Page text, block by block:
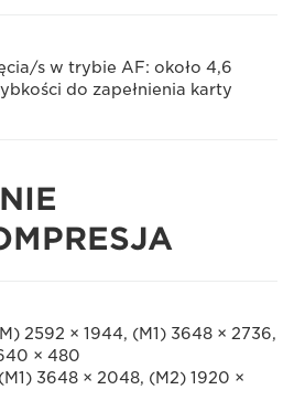
s w trybie AF: około 4,6
do zapełnienia karty
2592 × 1944, (M1) 3648 × 2736,
× 480
3648 × 2048, (M2) 1920 ×